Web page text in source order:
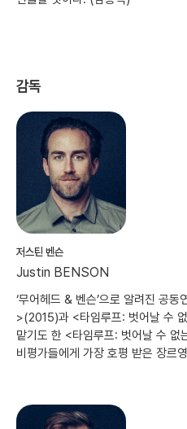
감독
저스틴 벤슨
Justin BENSON
‘무어헤드 & 벤슨’으로 알려진 공
>(2015)과 <타임루프: 벗어날 수
맡기도 한 <타임루프: 벗어날 수 없
비평가들에게 가장 호평 받은 장르